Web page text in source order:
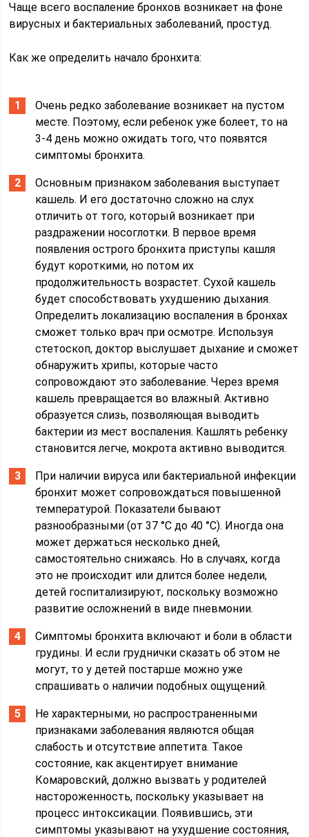
Чаще всего воспаление бронхов возникает на фоне
вирусных и бактериальных заболеваний, простуд.
Как же определить начало бронхита:
Очень редко заболевание возникает на пустом
месте. Поэтому, если ребенок уже болеет, то на
3-4 день можно ожидать того, что появятся
симптомы бронхита.
Основным признаком заболевания выступает
кашель. И его достаточно сложно на слух
отличить от того, который возникает при
раздражении носоглотки. В первое время
появления острого бронхита приступы кашля
будут короткими, но потом их
продолжительность возрастет. Сухой кашель
будет способствовать ухудшению дыхания.
Определить локализацию воспаления в бронхах
сможет только врач при осмотре. Используя
стетоскоп, доктор выслушает дыхание и сможет
обнаружить хрипы, которые часто
сопровождают это заболевание. Через время
кашель превращается во влажный. Активно
образуется слизь, позволяющая выводить
бактерии из мест воспаления. Кашлять ребенку
становится легче, мокрота активно выводится.
При наличии вируса или бактериальной инфекции
бронхит может сопровождаться повышенной
температурой. Показатели бывают
разнообразными (от 37 °C до 40 °C). Иногда она
может держаться несколько дней,
самостоятельно снижаясь. Но в случаях, когда
это не происходит или длится более недели,
детей госпитализируют, поскольку возможно
развитие осложнений в виде пневмонии.
Симптомы бронхита включают и боли в области
грудины. И если груднички сказать об этом не
могут, то у детей постарше можно уже
спрашивать о наличии подобных ощущений.
Не характерными, но распространенными
признаками заболевания являются общая
слабость и отсутствие аппетита. Такое
состояние, как акцентирует внимание
Комаровский, должно вызвать у родителей
настороженность, поскольку указывает на
процесс интоксикации. Появившись, эти
симптомы указывают на ухудшение состояния,